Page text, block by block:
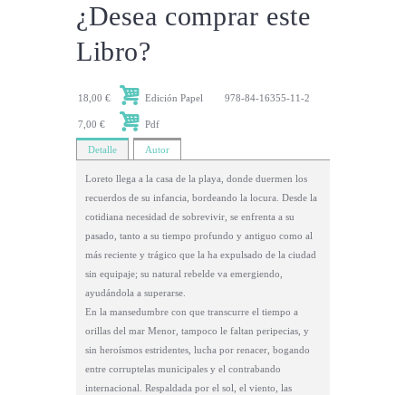
¿Desea comprar este
Libro?
18,00 € Edición Papel 978-84-16355-11-2
7,00 € Pdf
Detalle Autor
Loreto llega a la casa de la playa, donde duermen los
recuerdos de su infancia, bordeando la locura. Desde la
cotidiana necesidad de sobrevivir, se enfrenta a su
pasado, tanto a su tiempo profundo y antiguo como al
más reciente y trágico que la ha expulsado de la ciudad
sin equipaje; su natural rebelde va emergiendo,
ayudándola a superarse.
En la mansedumbre con que transcurre el tiempo a
orillas del mar Menor, tampoco le faltan peripecias, y
sin heroísmos estridentes, lucha por renacer, bogando
entre corruptelas municipales y el contrabando
internacional. Respaldada por el sol, el viento, las